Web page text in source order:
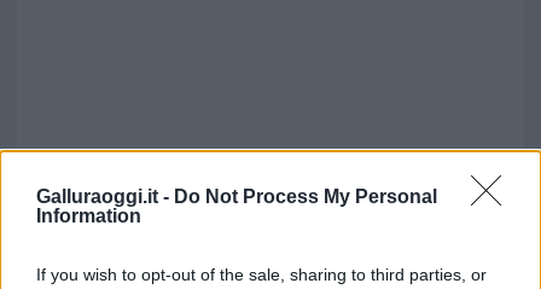
Galluraoggi.it - Do Not Process My Personal
Information
If you wish to opt-out of the sale, sharing to third parties, or